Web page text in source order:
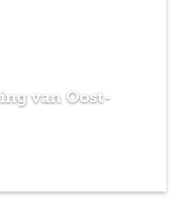
van Oost-